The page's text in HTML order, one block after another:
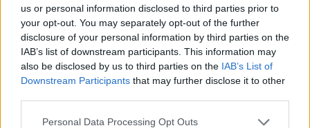
us or personal information disclosed to third parties prior to
your opt-out. You may separately opt-out of the further
disclosure of your personal information by third parties on the
IAB’s list of downstream participants. This information may
also be disclosed by us to third parties on the IAB’s List of
Downstream Participants that may further disclose it to other
Please note that this website/app uses one or more Google
Personal Data Processing Opt Outs